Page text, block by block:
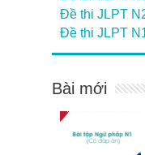
Đề thi JLPT
Đề thi JLPT
Bài mới